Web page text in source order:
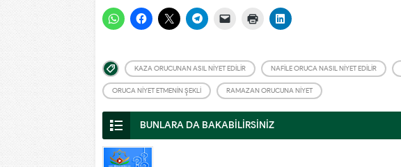
KAZA ORUCUNAN ASIL NIYET EDILIR NAFILE ORUCA NASIL NIYET EDILIR
ORUCA NIYET ETMENIN ŞEKLI RAMAZAN ORUCUNA NIYET
BUNLARA DA BAKABİLİRSİNİZ